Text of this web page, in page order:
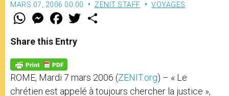
MARS 07, 2006 00:00 ZENIT STAFF VOYAGES
W
t
s
p
p
M
e
s
e
g
e
r
F
a
e
b
o
k
w
Share this Entry
ROME, Mardi 7 mars 2006 (ZENIT.org) – « Le
chrétien est appelé à toujours chercher la justice »,